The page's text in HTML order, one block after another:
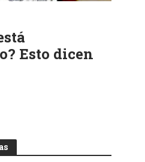
Esto dicen